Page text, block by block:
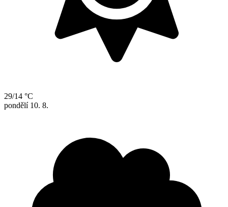
29/14 °C
pondělí 10. 8.